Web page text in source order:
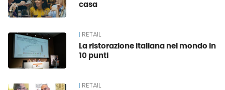
casa
RETAIL
La ristorazione italiana nel mondo in
10 punti
RETAIL